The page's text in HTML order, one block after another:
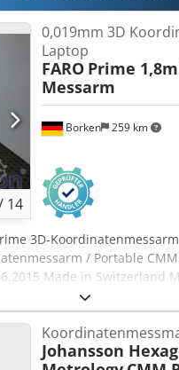
14
Borken 259 km
0,019mm 3D
Laptop
FARO Prime
Messarm
3D-
/ Portable
Made in Switzerland
Reverse
Technische Daten
Genauigkeit:
USB-Schnittstelle
Johansson